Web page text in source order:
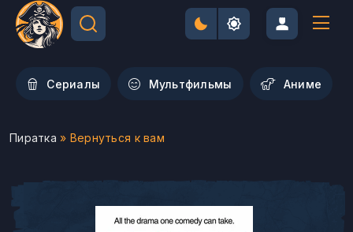
Сериалы Мультфильмы Aниме
Пиратка » Вернуться к вам